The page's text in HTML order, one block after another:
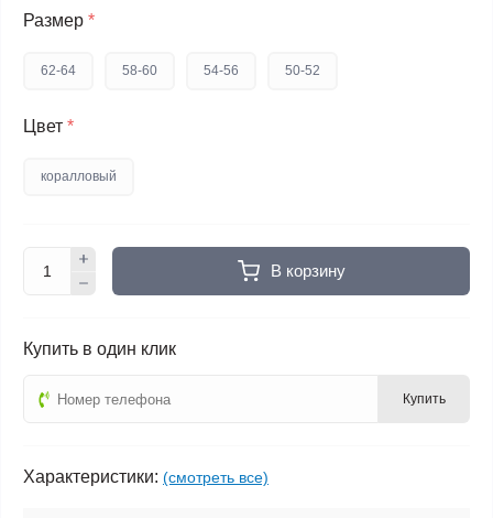
Размер *
62-64 58-60 54-56 50-52
Цвет *
коралловый
В корзину
Купить в один клик
Купить
Характеристики: (смотреть все)